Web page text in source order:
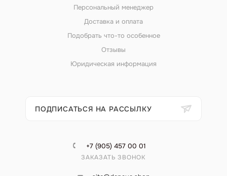
Персональный менеджер
Доставка и оплата
Подобрать что-то особенное
Отзывы
Юридическая информация
ПОДПИСАТЬСЯ НА РАССЫЛКУ
+7 (905) 457 00 01
ЗАКАЗАТЬ ЗВОНОК